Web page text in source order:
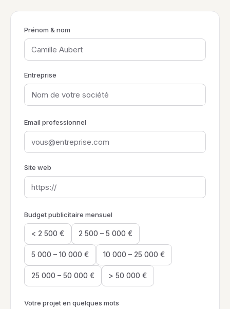
Prénom & nom
Entreprise
Email professionnel
Site web
Budget publicitaire mensuel
< 2 500 € 2 500 – 5 000 €
5 000 – 10 000 € 10 000 – 25 000 €
25 000 – 50 000 € > 50 000 €
Votre projet en quelques mots